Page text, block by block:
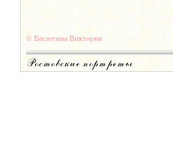
© Васютина Виктория